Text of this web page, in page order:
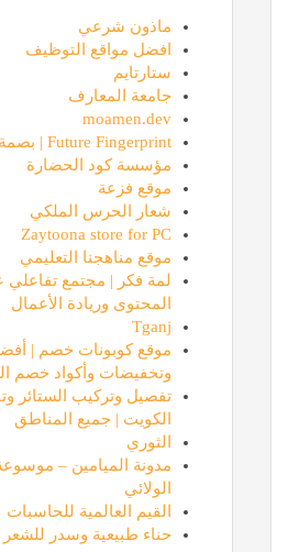
ماذون شرعي
افضل مواقع التوظيف
ستارتايم
جامعة المعارف
moamen.dev
Future Fingerprint | بصمة المستقبل
مؤسسة كود الحضارة
موقع فزعة
شعار الحرس الملكي
Zaytoona store for PC
موقع مناهجنا التعليمي
لمة فكر | مجتمع تفاعلي
المحتوى وريادة الأعمال
Tganj
موقع كوبونات خصم |
وتخفيضات وأكواد خصم
تفصيل وتركيب الستائر
الكويت | جميع المناطق
الثوري
مدونة الميامين –
الولائي
القيم العالمية للحاسبات
حناء طبيعية وسدر